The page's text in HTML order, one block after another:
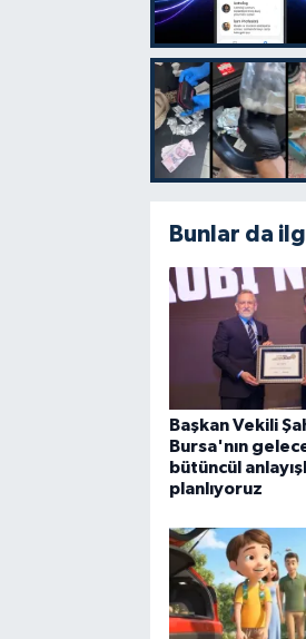
Bunlar da
Başkan Vekili
Bursa'nın
bütüncül
planlıyoruz